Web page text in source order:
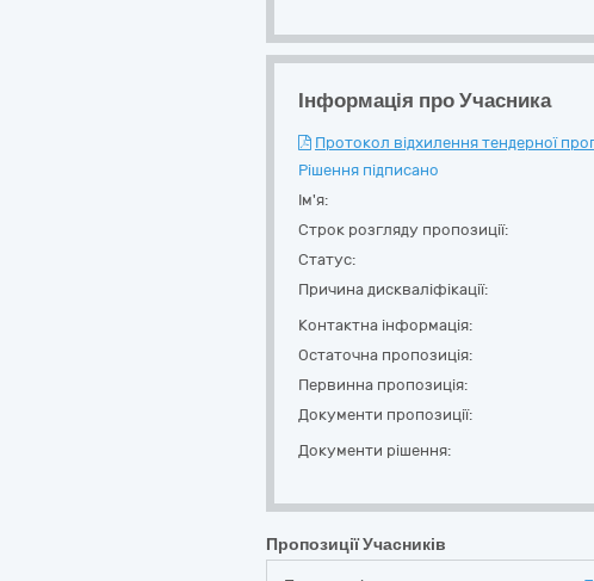
Інформація про Учасника
Протокол відхилення тендерної
Рішення підписано
Ім'я:
Строк розгляду пропозиції:
Статус:
Причина дискваліфікації:
Контактна інформація:
Остаточна пропозиція:
Первинна пропозиція:
Документи пропозиції:
Документи рішення:
Пропозиції Учасників